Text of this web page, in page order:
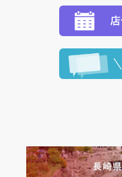
程に合わせてお届けい